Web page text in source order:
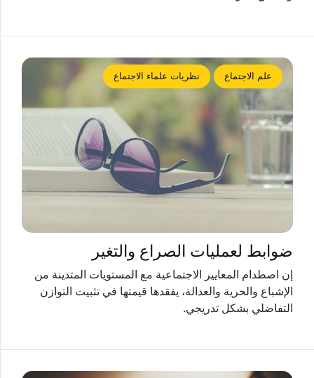
علم الاجتماع نظريات علماء الاجتماع
ضوابط لعمليات الصراع والتغير
إن اصطدام المعايير الاجتماعية مع المستويات المتدينة من
الإشباع والحرية والعدالة، يفقدها قيمتها في تثبيت التوازن
التفاضلي بشكل تدريجي.